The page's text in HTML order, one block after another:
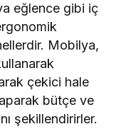
eğlence gibi iç
Mobilya,
çekici hale
bütçe ve
şekillendirirler.